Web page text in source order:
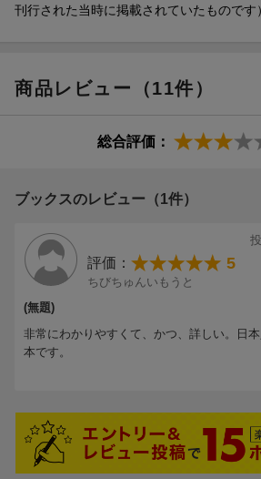
刊行された当時に掲載されていたものです）
商品レビュー（11件）
総合評価：
ブックスのレビュー（1件）
評価： 5
ちびちゅんいもうと
(無題)
非常にわかりやすくて、かつ、詳しい。日
本です。